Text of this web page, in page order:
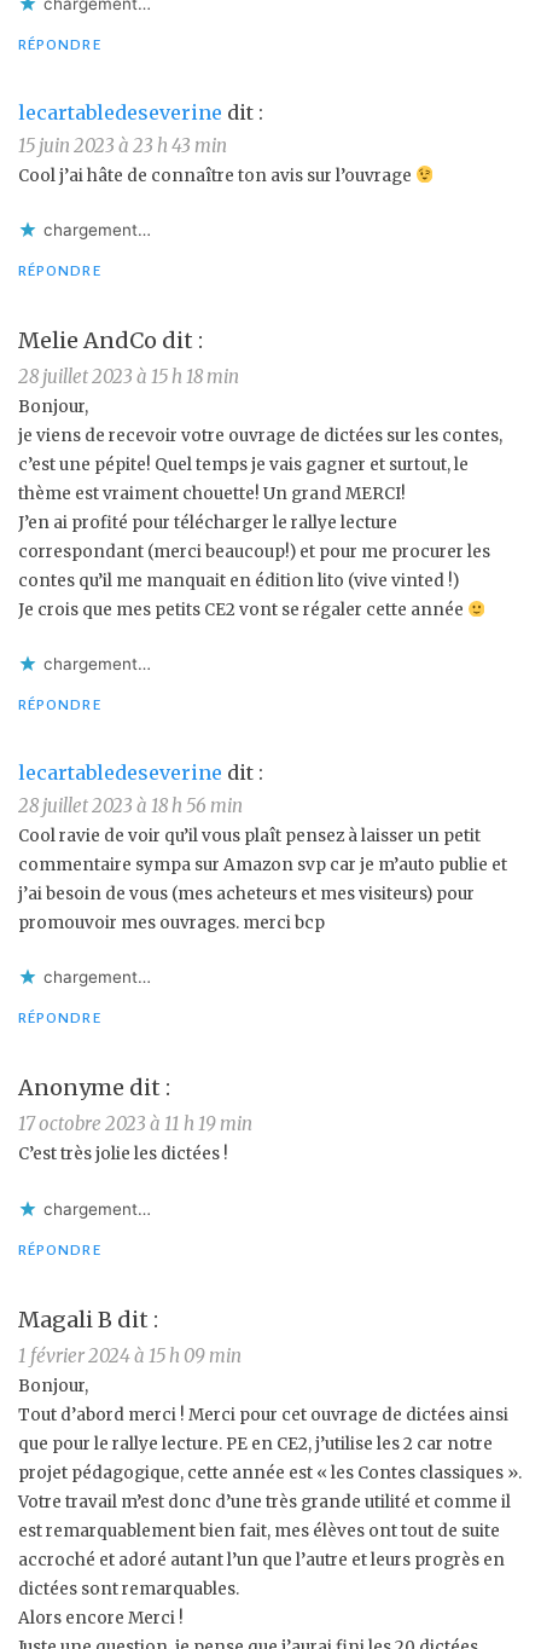
RÉPONDRE
lecartabledeseverine dit :
15 juin 2023 à 23 h 43 min
Cool j’ai hâte de connaître ton avis sur l’ouvrage
chargement…
RÉPONDRE
Melie AndCo dit :
28 juillet 2023 à 15 h 18 min
Bonjour,
je viens de recevoir votre ouvrage de dictées sur les contes,
c’est une pépite! Quel temps je vais gagner et surtout, le
thème est vraiment chouette! Un grand MERCI!
J’en ai profité pour télécharger le rallye lecture
correspondant (merci beaucoup!) et pour me procurer les
contes qu’il me manquait en édition lito (vive vinted !)
Je crois que mes petits CE2 vont se régaler cette année
chargement…
RÉPONDRE
lecartabledeseverine dit :
28 juillet 2023 à 18 h 56 min
Cool ravie de voir qu’il vous plaît pensez à laisser un petit
commentaire sympa sur Amazon svp car je m’auto publie et
j’ai besoin de vous (mes acheteurs et mes visiteurs) pour
promouvoir mes ouvrages. merci bcp
chargement…
RÉPONDRE
Anonyme dit :
17 octobre 2023 à 11 h 19 min
C’est très jolie les dictées !
chargement…
RÉPONDRE
Magali B dit :
1 février 2024 à 15 h 09 min
Bonjour,
Tout d’abord merci ! Merci pour cet ouvrage de dictées ainsi
que pour le rallye lecture. PE en CE2, j’utilise les 2 car notre
projet pédagogique, cette année est « les Contes classiques ».
Votre travail m’est donc d’une très grande utilité et comme il
est remarquablement bien fait, mes élèves ont tout de suite
accroché et adoré autant l’un que l’autre et leurs progrès en
dictées sont remarquables.
Alors encore Merci !